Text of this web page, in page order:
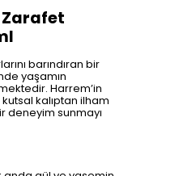
Zarafet
barındıran bir
yaşamın
Harrem’in
kalıptan ilham
deneyim sunmayı